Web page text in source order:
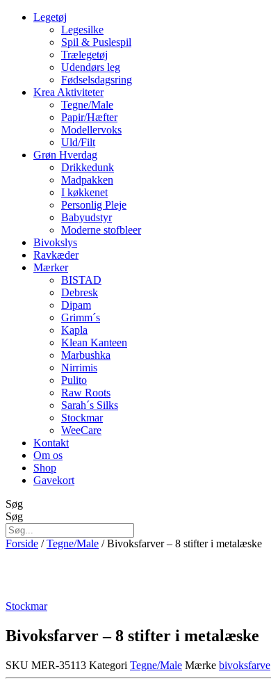
Legetøj
Legesilke
Spil & Puslespil
Trælegetøj
Udendørs leg
Fødselsdagsring
Krea Aktiviteter
Tegne/Male
Papir/Hæfter
Modellervoks
Uld/Filt
Grøn Hverdag
Drikkedunk
Madpakken
I køkkenet
Personlig Pleje
Babyudstyr
Moderne stofbleer
Bivokslys
Ravkæder
Mærker
BISTAD
Debresk
Dipam
Grimm´s
Kapla
Klean Kanteen
Marbushka
Nirrimis
Pulito
Raw Roots
Sarah´s Silks
Stockmar
WeeCare
Kontakt
Om os
Shop
Gavekort
Søg
Søg
Forside /Tegne/Male / Bivoksfarver – 8 stifter i metalæske
Stockmar
Bivoksfarver – 8 stifter i metalæske
SKU MER-35113 Kategori Tegne/Male Mærke bivoksfarve